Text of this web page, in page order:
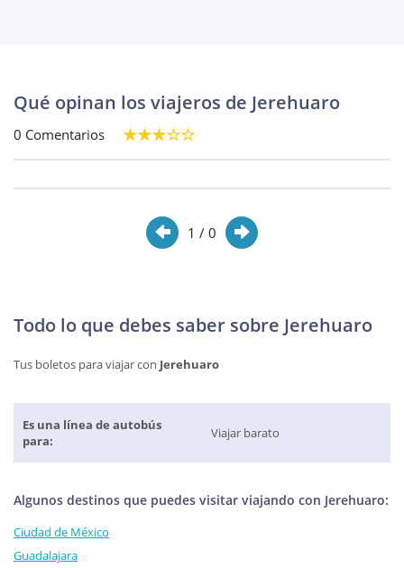
Qué opinan los viajeros de Jerehuaro
0 Comentarios
1 / 0
Todo lo que debes saber sobre Jerehuaro
Tus boletos para viajar con Jerehuaro
Es una línea de autobús
para:
Viajar barato
Algunos destinos que puedes visitar viajando con Jerehuaro:
Ciudad de México
Guadalajara